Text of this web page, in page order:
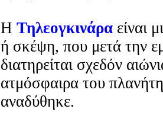
Η Τηλεογκινάρα είναι
ή σκέψη, που μετά την
διατηρείται σχεδόν
ατμόσφαιρα του
αναδύθηκε.